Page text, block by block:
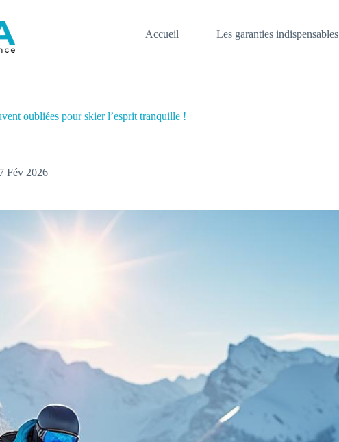
Accueil Les garanties indispensables
oubliées pour skier l’esprit tranquille !
7 Fév 2026